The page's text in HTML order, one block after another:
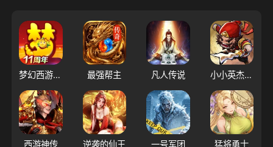
梦幻西游（大陆服） 最强帮主 凡人传说 小小英杰：合战天下
西游神传 逆袭的仙王 一号军团 猛将勇士